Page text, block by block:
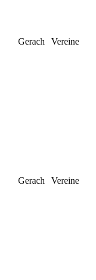
Gerach Vereine
Gerach Vereine